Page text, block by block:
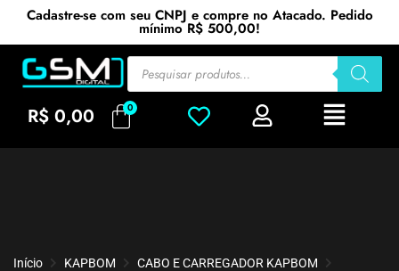
Cadastre-se com seu CNPJ e compre no Atacado. Pedido
mínimo R$ 500,00!
R$ 0,00
Início KAPBOM
CABO E CARREGADOR KAPBOM